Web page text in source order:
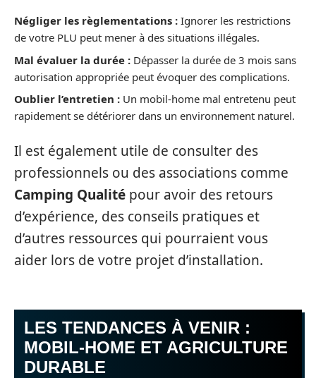
Négliger les règlementations : Ignorer les restrictions
de votre PLU peut mener à des situations illégales.
Mal évaluer la durée : Dépasser la durée de 3 mois sans
autorisation appropriée peut évoquer des complications.
Oublier l’entretien : Un mobil-home mal entretenu peut
rapidement se détériorer dans un environnement naturel.
Il est également utile de consulter des
professionnels ou des associations comme
Camping Qualité pour avoir des retours
d’expérience, des conseils pratiques et
d’autres ressources qui pourraient vous
aider lors de votre projet d’installation.
LES TENDANCES À VENIR :
MOBIL-HOME ET AGRICULTURE
DURABLE